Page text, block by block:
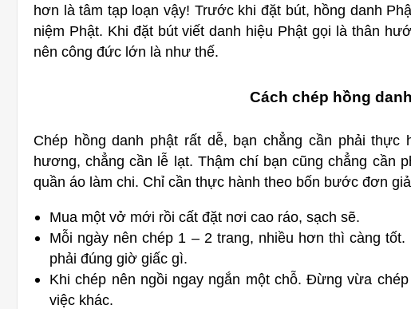
hơn là tâm tạp loạn vậy! Trước khi đặt bút, hồng danh
niệm Phật. Khi đặt bút viết danh hiệu Phật gọi là thân
nên công đức lớn là như thế.
Cách chép hồng
Chép hồng danh phật rất dễ, bạn chẳng cần phải
hương, chẳng cần lễ lạt. Thậm chí bạn cũng chẳng cần
quần áo làm chi. Chỉ cần thực hành theo bốn bước đơn
Mua một vở mới rồi cất đặt nơi cao ráo, sạch sẽ.
Mỗi ngày nên chép 1 – 2 trang, nhiều hơn thì càng
phải đúng giờ giấc gì.
Khi chép nên ngồi ngay ngắn một chỗ. Đừng vừa
việc khác.